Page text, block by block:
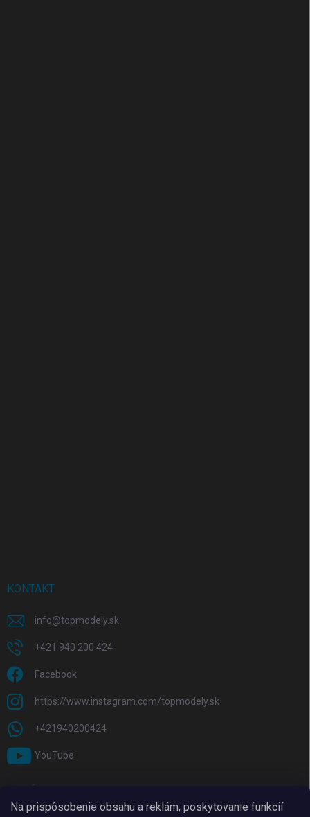
Na prispôsobenie obsahu a reklám, poskytovanie funkcií
KONTAKT
info@topmodely.sk
+421 940 200 424
Facebook
https://www.instagram.com/topmodely.sk
+421940200424
YouTube